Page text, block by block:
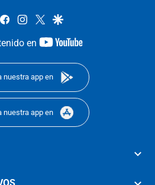
facebookinstagram
twittergoogle
en
youtube-
nuestra app en
nuestra app en